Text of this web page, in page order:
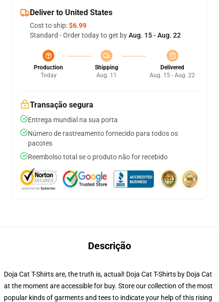
Deliver to United States
Cost to ship:$6.99
Standard - Order today to get byAug. 15 - Aug. 22
Production
Today
Shipping
Aug. 11
Delivered
Aug. 15 - Aug. 22
Transação segura
Entrega mundial na sua porta
Número de rastreamento fornecido para todos os
pacotes
Reembolso total se o produto não for recebido
Descrição
Doja Cat T-Shirts are, the truth is, actual! Doja Cat T-Shirts by Doja Cat
at the moment are accessible for buy. Store our collection of the most
popular kinds of garments and tees to indicate your help of this rising